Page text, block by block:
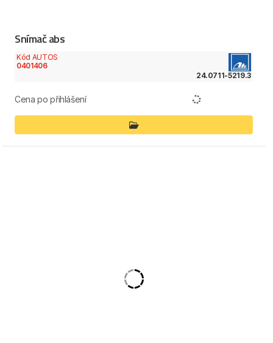
Snímač abs
Kód AUTOS
0401406
24.0711-5219.3
Cena po přihlášení